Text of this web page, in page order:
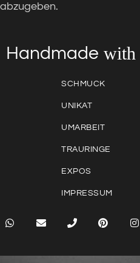
abzugeben.
Handmade with
SCHMUCK
UNIKAT
UMARBEIT
TRAURINGE
EXPOS
IMPRESSUM